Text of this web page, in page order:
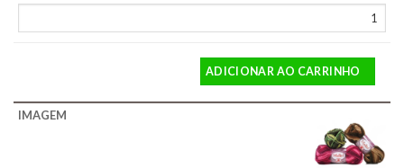
ADICIONAR AO CARRINHO